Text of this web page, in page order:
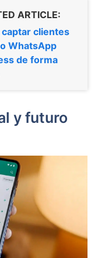
ARTICLE:
captar clientes
WhatsApp
de forma
y futuro